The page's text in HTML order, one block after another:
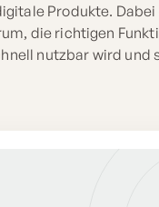
Produkte.
die richtigen
nutzbar wird und